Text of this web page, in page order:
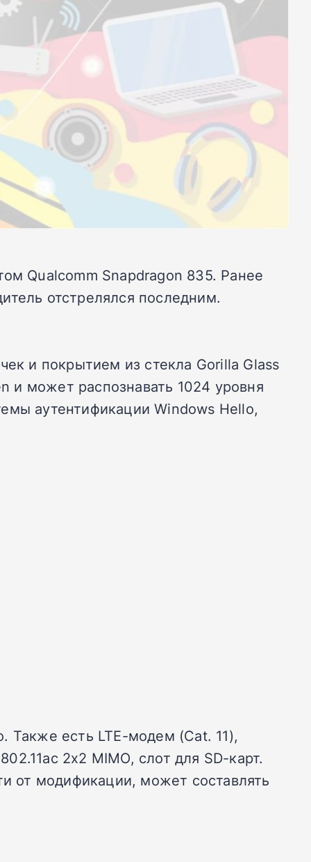
Qualcomm Snapdragon 835. Ранее
отстрелялся последним.
и покрытием из стекла Gorilla Glass
и может распознавать 1024 уровня
аутентификации Windows Hello,
Также есть LTE-модем (Cat. 11),
2х2 MIMO, слот для SD-карт.
от модификации, может составлять